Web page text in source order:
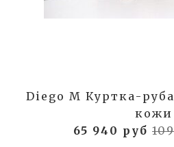
Diego M Куртка-
кожи
65 940 руб